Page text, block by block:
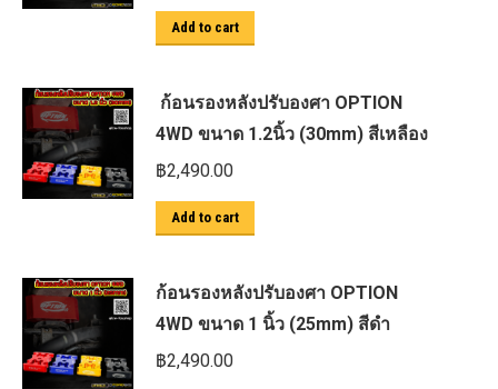
Add to cart
ก้อนรองหลังปรับองศา OPTION
4WD ขนาด 1.2นิ้ว (30mm) สีเหลือง
฿2,490.00
Add to cart
ก้อนรองหลังปรับองศา OPTION
4WD ขนาด 1 นิ้ว (25mm) สีดำ
฿2,490.00